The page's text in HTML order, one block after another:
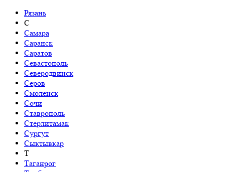
Рязань
С
Самара
Саранск
Саратов
Севастополь
Северодвинск
Серов
Смоленск
Сочи
Ставрополь
Стерлитамак
Сургут
Сыктывкар
Т
Таганрог